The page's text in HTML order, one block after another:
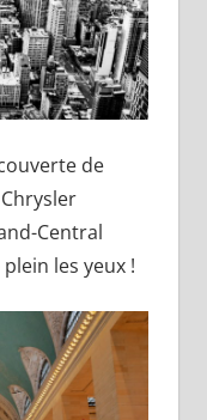
de
Central
les yeux !